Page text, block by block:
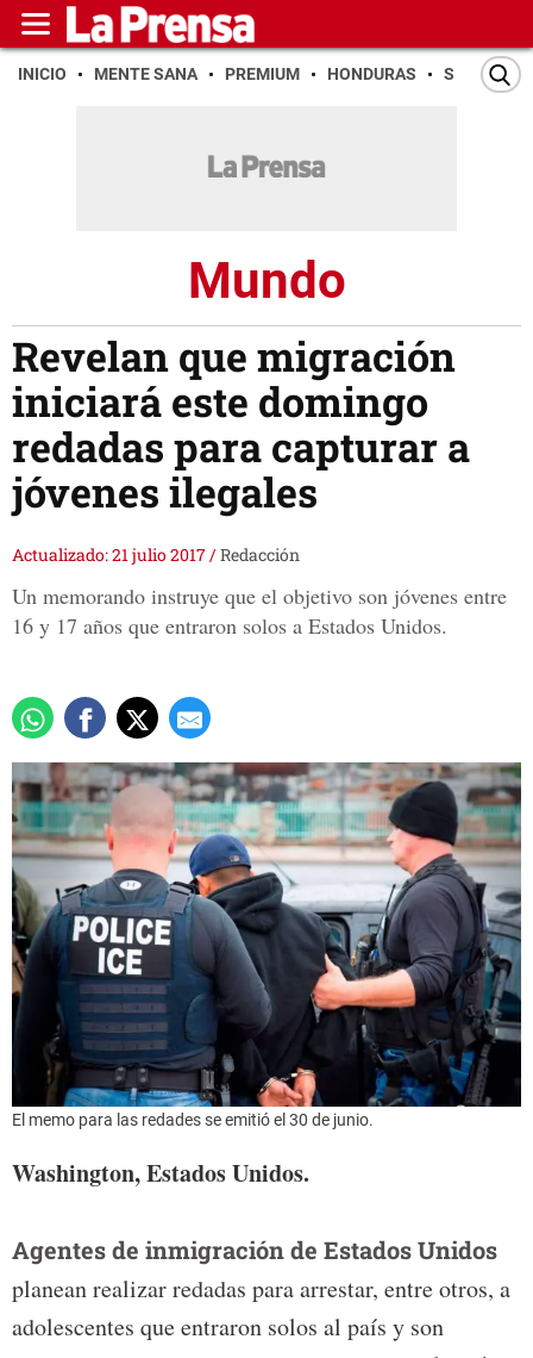
INICIO MENTE SANA PREMIUM HONDURAS SAN PEDRO
Mundo
Revelan que migración
iniciará este domingo
redadas para capturar a
jóvenes ilegales
Actualizado: 21 julio 2017/Redacción
Un memorando instruye que el objetivo son jóvenes entre
16 y 17 años que entraron solos a Estados Unidos.
El memo para las redades se emitió el 30 de junio.
Washington, Estados Unidos.
Agentes de inmigración de Estados Unidos
planean realizar redadas para arrestar, entre otros, a
adolescentes que entraron solos al país y son